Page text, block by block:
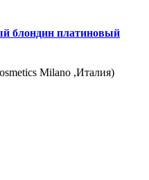
блондин платиновый
Milano ,Италия)